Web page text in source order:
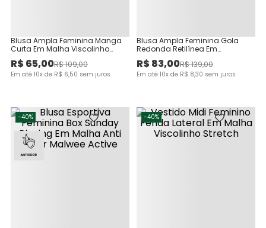
Blusa Ampla Feminina Manga
Curta Em Malha Viscolinho
Stretch
R$65,00R$109,00
Em até 10x de R$ 6,50 sem juros
Blusa Ampla Feminina Gola
Redonda Retilínea Em
Viscolinho Texturizado
R$83,00R$139,00
Em até 10x de R$ 8,30 sem juros
-40% -40%